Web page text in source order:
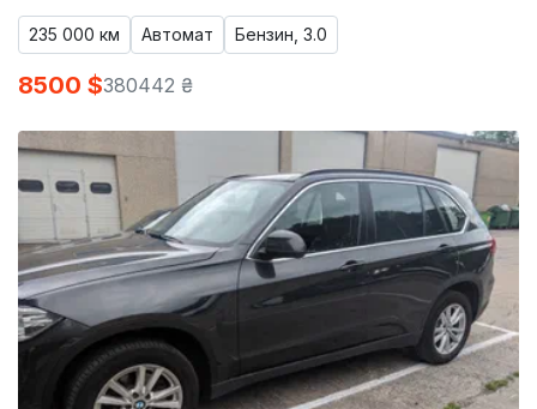
235 000 км Автомат Бензин, 3.0
8500 $380442 ₴